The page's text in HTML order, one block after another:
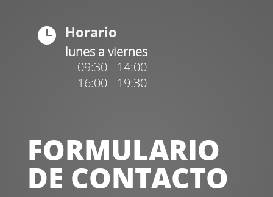
 Horario
lunes a viernes
09:30 - 14:00
16:00 - 19:30
FORMULARIO
DE CONTACTO